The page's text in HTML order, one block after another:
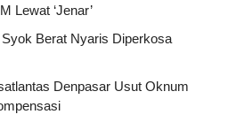
Lewat ‘Jenar’
Berat Nyaris Diperkosa
Denpasar Usut Oknum